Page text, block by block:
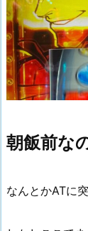
朝飯前な
なんとかATに